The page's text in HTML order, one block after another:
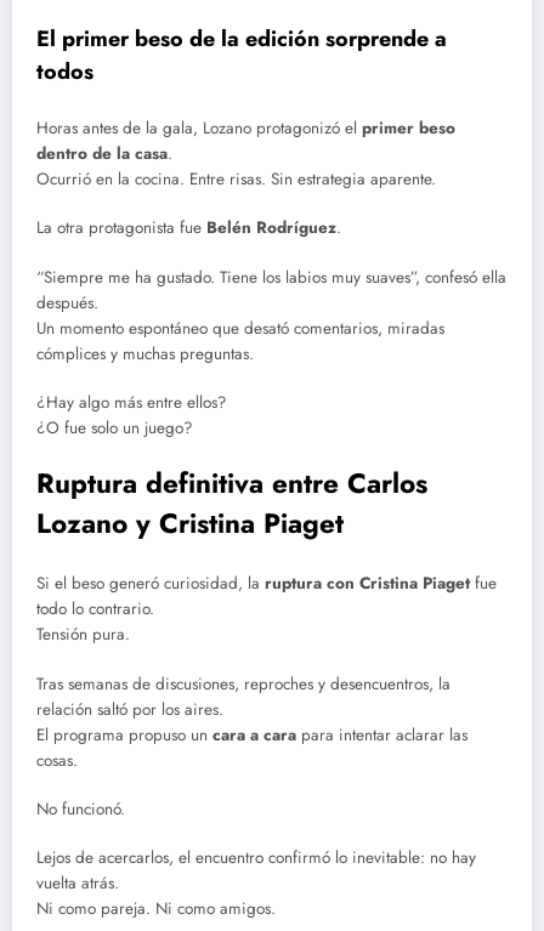
El primer beso de la edición sorprende a
todos
Horas antes de la gala, Lozano protagonizó el primer beso
dentro de la casa.
Ocurrió en la cocina. Entre risas. Sin estrategia aparente.
La otra protagonista fue Belén Rodríguez.
“Siempre me ha gustado. Tiene los labios muy suaves”, confesó ella
después.
Un momento espontáneo que desató comentarios, miradas
cómplices y muchas preguntas.
¿Hay algo más entre ellos?
¿O fue solo un juego?
Ruptura definitiva entre Carlos
Lozano y Cristina Piaget
Si el beso generó curiosidad, la ruptura con Cristina Piagetfue
todo lo contrario.
Tensión pura.
Tras semanas de discusiones, reproches y desencuentros, la
relación saltó por los aires.
El programa propuso un cara a cara para intentar aclarar las
cosas.
No funcionó.
Lejos de acercarlos, el encuentro confirmó lo inevitable: no hay
vuelta atrás.
Ni como pareja. Ni como amigos.